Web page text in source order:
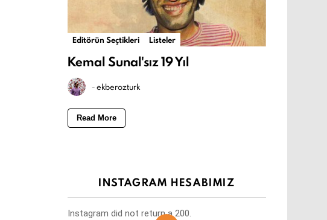
Editörün Seçtikleri Listeler
Kemal Sunal'sız 19 Yıl
-ekberozturk
Read More
INSTAGRAM HESABIMIZ
Instagram did not return a 200.